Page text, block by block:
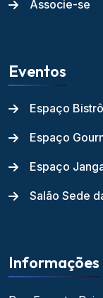
Associe-se
Eventos
Espaço Bistrô
Espaço
Espaço
Salão Sede
Informações